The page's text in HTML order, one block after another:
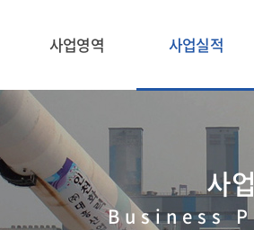
사업영역 사업실적
사
Business